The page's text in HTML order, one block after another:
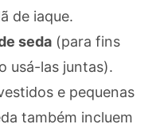
de iaque.
seda (para fins
usá-las juntas).
e pequenas
também incluem